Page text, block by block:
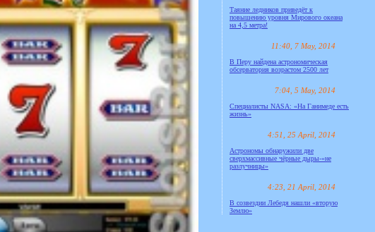
Таяние ледников приведёт к
повышению уровня Мирового океана
на 4,5 метра!
11:40, 7 May, 2014
В Перу найдена астрономическая
обсерватория возрастом 2500 лет
7:04, 5 May, 2014
Специалисты NASA: «На Ганимеде есть
жизнь»
4:51, 25 April, 2014
Астрономы обнаружили две
сверхмассивные чёрные дыры-«не
разлучницы»
4:23, 21 April, 2014
В созвездии Лебедя нашли «вторую
Землю»